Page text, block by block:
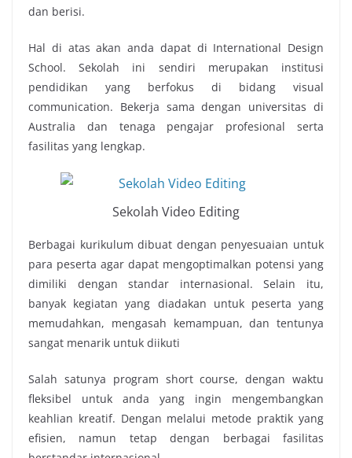
dan berisi.
Hal di atas akan anda dapat di International Design
School. Sekolah ini sendiri merupakan institusi
pendidikan yang berfokus di bidang visual
communication. Bekerja sama dengan universitas di
Australia dan tenaga pengajar profesional serta
fasilitas yang lengkap.
Sekolah Video Editing
Berbagai kurikulum dibuat dengan penyesuaian untuk
para peserta agar dapat mengoptimalkan potensi yang
dimiliki dengan standar internasional. Selain itu,
banyak kegiatan yang diadakan untuk peserta yang
memudahkan, mengasah kemampuan, dan tentunya
sangat menarik untuk diikuti
Salah satunya program short course, dengan waktu
fleksibel untuk anda yang ingin mengembangkan
keahlian kreatif. Dengan melalui metode praktik yang
efisien, namun tetap dengan berbagai fasilitas